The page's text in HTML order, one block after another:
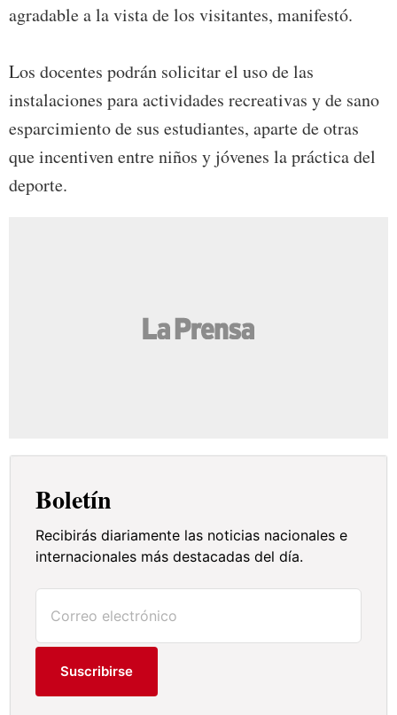
agradable a la vista de los visitantes, manifestó.
Los docentes podrán solicitar el uso de las
instalaciones para actividades recreativas y de sano
esparcimiento de sus estudiantes, aparte de otras
que incentiven entre niños y jóvenes la práctica del
deporte.
Boletín
Recibirás diariamente las noticias nacionales e
internacionales más destacadas del día.
Suscribirse